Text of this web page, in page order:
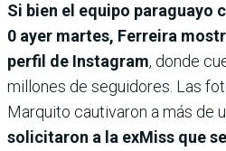
Si bien el equipo paraguayo
0 ayer martes, Ferreira
perfil de Instagram, donde
millones de seguidores. Las
Marquito cautivaron a más de
solicitaron a la exMiss que